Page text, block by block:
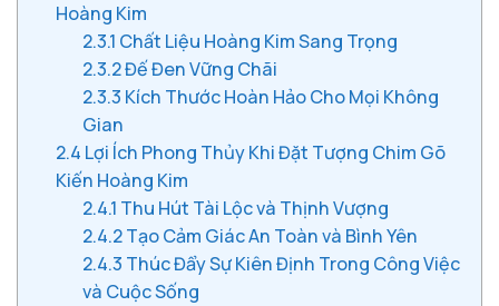
Hoàng Kim
2.3.1 Chất Liệu Hoàng Kim Sang Trọng
2.3.2Đế Đen Vững Chãi
2.3.3 Kích Thước Hoàn Hảo Cho Mọi Không
Gian
2.4 Lợi Ích Phong Thủy Khi Đặt Tượng Chim Gõ
Kiến Hoàng Kim
2.4.1 Thu Hút Tài Lộc và Thịnh Vượng
2.4.2Tạo Cảm Giác An Toàn và Bình Yên
2.4.3 Thúc Đẩy Sự Kiên Định Trong Công Việc
và Cuộc Sống